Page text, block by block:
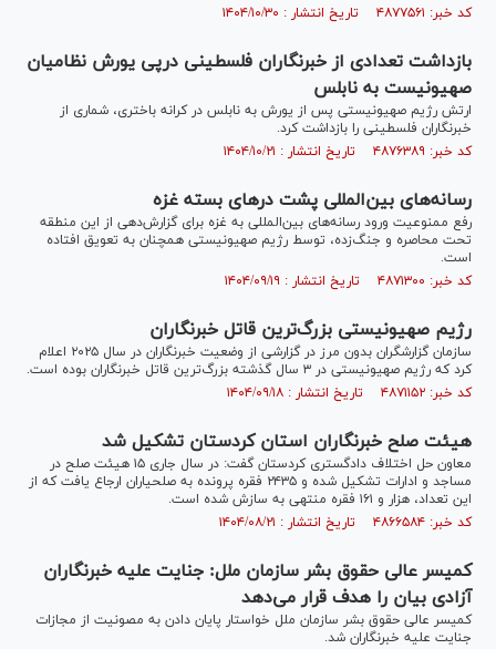
کد خبر: ۴۸۷۷۵۶۱ تاریخ انتشار : ۱۴۰۴/۱۰/۳۰
بازداشت تعدادی از خبرنگاران فلسطینی درپی یورش نظامیان
صهیونیست به نابلس
ارتش رژیم صهیونیستی پس از یورش به نابلس در کرانه باختری، شماری از
خبرنگاران فلسطینی را بازداشت کرد.
کد خبر: ۴۸۷۶۳۸۹ تاریخ انتشار : ۱۴۰۴/۱۰/۲۱
رسانه‌های بین‌المللی پشت درهای بسته غزه
رفع ممنوعیت ورود رسانه‌های بین‌المللی به غزه برای گزارش‌دهی از این منطقه
تحت محاصره و جنگ‌زده، توسط رژیم صهیونیستی همچنان به تعویق افتاده
است.
کد خبر: ۴۸۷۱۳۰۰ تاریخ انتشار : ۱۴۰۴/۰۹/۱۹
رژیم صهیونیستی بزرگ‌ترین قاتل خبرنگاران
سازمان گزارشگران بدون مرز در گزارشی از وضعیت خبرنگاران در سال ۲۰۲۵ اعلام
کرد که رژیم صهیونیستی در ۳ سال گذشته بزرگ‌ترین قاتل خبرنگاران بوده است.
کد خبر: ۴۸۷۱۱۵۲ تاریخ انتشار : ۱۴۰۴/۰۹/۱۸
هیئت صلح خبرنگاران استان کردستان تشکیل شد
معاون حل اختلاف دادگستری کردستان گفت: در سال جاری ۱۵ هیئت صلح در
مساجد و ادارات تشکیل شده و ۲۴۳۵ فقره پرونده به صلحیاران ارجاع یافت که از
این تعداد، هزار و ۱۶۱ فقره منتهی به سازش شده است.
کد خبر: ۴۸۶۶۵۸۴ تاریخ انتشار : ۱۴۰۴/۰۸/۲۱
کمیسر عالی حقوق بشر سازمان ملل: جنایت علیه خبرنگاران
آزادی بیان را هدف قرار می‌دهد
کمیسر عالی حقوق بشر سازمان ملل خواستار پایان دادن به مصونیت از مجازات
جنایت علیه خبرنگاران شد.